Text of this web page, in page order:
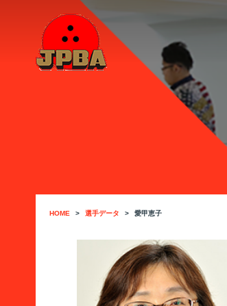
HOME 選手データ 愛甲恵子